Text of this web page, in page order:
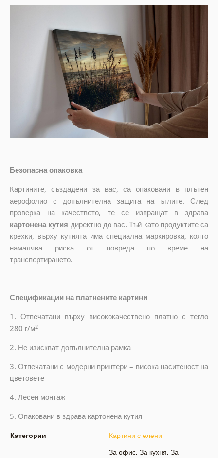
Безопасна опаковка
Картините, създадени за вас, са опаковани в плътен
аерофолио с допълнителна защита на ъглите. След
проверка на качеството, те се изпращат в здрава
картонена кутия директно до вас. Тъй като продуктите са
крехки, върху кутията има специална маркировка, която
намалява риска от повреда по време на
транспортирането.
Спецификации на платнените картини
1. Отпечатани върху висококачествено платно с тегло
280 г/м2
2. Не изискват допълнителна рамка
3. Отпечатани с модерни принтери – висока наситеност на
цветовете
4. Лесен монтаж
5. Опаковани в здрава картонена кутия
Категории Картини с елени
За офис, За кухня, За